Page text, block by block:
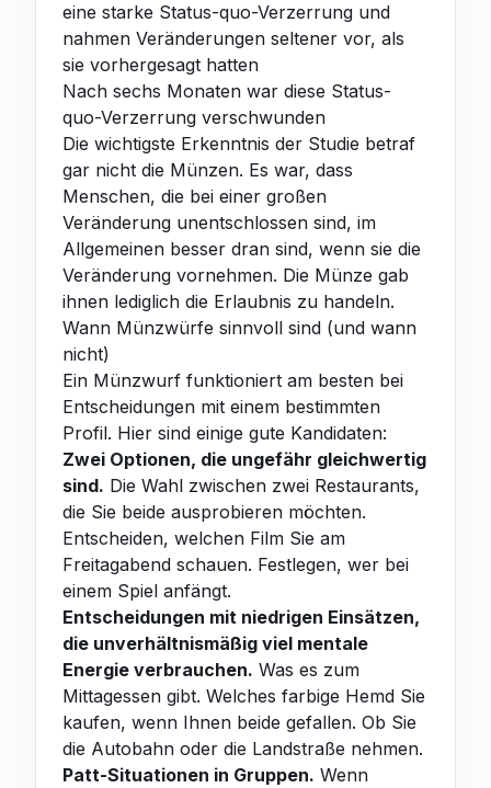
eine starke Status-quo-Verzerrung und
nahmen Veränderungen seltener vor, als
sie vorhergesagt hatten
Nach sechs Monaten war diese Status-
quo-Verzerrung verschwunden
Die wichtigste Erkenntnis der Studie betraf
gar nicht die Münzen. Es war, dass
Menschen, die bei einer großen
Veränderung unentschlossen sind, im
Allgemeinen besser dran sind, wenn sie die
Veränderung vornehmen. Die Münze gab
ihnen lediglich die Erlaubnis zu handeln.
Wann Münzwürfe sinnvoll sind (und wann
nicht)
Ein Münzwurf funktioniert am besten bei
Entscheidungen mit einem bestimmten
Profil. Hier sind einige gute Kandidaten:
Zwei Optionen, die ungefähr gleichwertig
sind. Die Wahl zwischen zwei Restaurants,
die Sie beide ausprobieren möchten.
Entscheiden, welchen Film Sie am
Freitagabend schauen. Festlegen, wer bei
einem Spiel anfängt.
Entscheidungen mit niedrigen Einsätzen,
die unverhältnismäßig viel mentale
Energie verbrauchen. Was es zum
Mittagessen gibt. Welches farbige Hemd Sie
kaufen, wenn Ihnen beide gefallen. Ob Sie
die Autobahn oder die Landstraße nehmen.
Patt-Situationen in Gruppen. Wenn